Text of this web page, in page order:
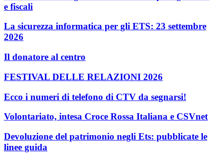
e fiscali
La sicurezza informatica per gli ETS: 23 settembre
2026
Il donatore al centro
FESTIVAL DELLE RELAZIONI 2026
Ecco i numeri di telefono di CTV da segnarsi!
Volontariato, intesa Croce Rossa Italiana e CSVnet
Devoluzione del patrimonio negli Ets: pubblicate le
linee guida